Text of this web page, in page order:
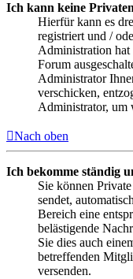
Ich kann keine
Hierfür kann es
registriert und /
Administration
Forum
Administrator
verschicken,
Administrator, um
Nach oben
Ich bekomme ständig
Sie können
sendet,
Bereich eine
belästigende
Sie dies auch
betreffenden
versenden.